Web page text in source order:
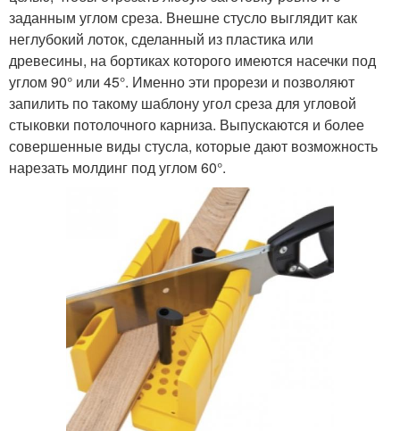
заданным углом среза. Внешне стусло выглядит как
неглубокий лоток, сделанный из пластика или
древесины, на бортиках которого имеются насечки под
углом 90° или 45°. Именно эти прорези и позволяют
запилить по такому шаблону угол среза для угловой
стыковки потолочного карниза. Выпускаются и более
совершенные виды стусла, которые дают возможность
нарезать молдинг под углом 60°.